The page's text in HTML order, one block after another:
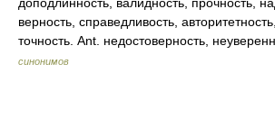
верность, справедливость,
точность. Ant. недостоверность,
синонимов